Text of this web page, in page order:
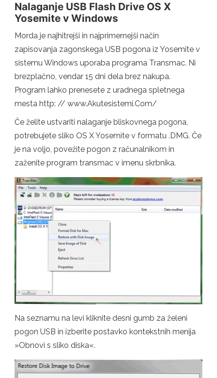
Nalaganje USB Flash Drive OS X
Yosemite v Windows
Morda je najhitrejši in najprimernejši način
zapisovanja zagonskega USB pogona iz Yosemite v
sistemu Windows uporaba programa Transmac. Ni
brezplačno, vendar 15 dni dela brez nakupa.
Program lahko prenesete z uradnega spletnega
mesta http: // www.Akutesistemi.Com/
Če želite ustvariti nalaganje bliskovnega pogona,
potrebujete sliko OS X Yosemite v formatu .DMG. Če
je na voljo, povežite pogon z računalnikom in
zaženite program transmac v imenu skrbnika.
Na seznamu na levi kliknite desni gumb za želeni
pogon USB in izberite postavko kontekstnih menija
»Obnovi s sliko diska«.